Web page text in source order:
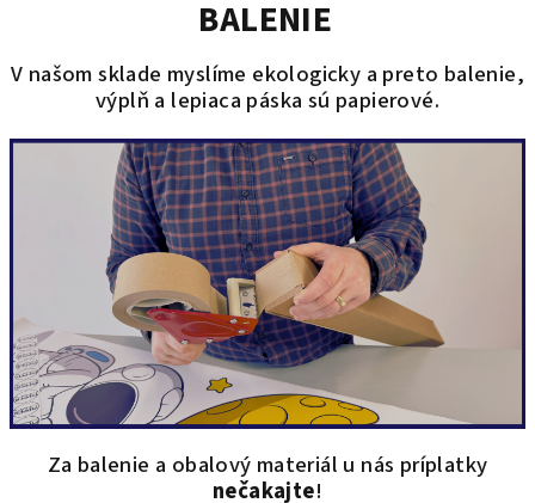
BALENIE
V našom sklade myslíme ekologicky a preto balenie,
výplň a lepiaca páska sú papierové.
Za balenie a obalový materiál u nás príplatky
nečakajte!